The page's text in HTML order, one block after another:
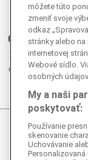
Instagram
Ganjing
Youtube
Twitter
Telegram
©
Všetky
môžete túto
zmeniť svoje
odkaz
stránky alebo
internetovej
Webové sídlo.
osobných
My a naši
poskytovať:
Používanie
skenovanie
Uchovávanie
Personalizovaná